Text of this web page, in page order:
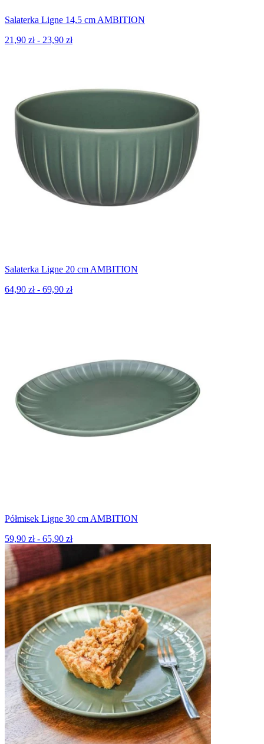
Salaterka Ligne 14,5 cm AMBITION
21,90 zł - 23,90 zł
Salaterka Ligne 20 cm AMBITION
64,90 zł - 69,90 zł
Półmisek Ligne 30 cm AMBITION
59,90 zł - 65,90 zł